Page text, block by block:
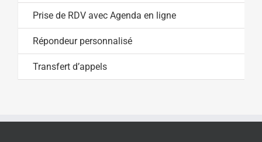
Prise de RDV avec Agenda en ligne
Répondeur personnalisé
Transfert d’appels